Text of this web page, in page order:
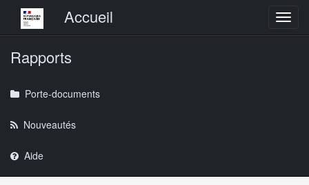
Menu principalAccueil
Rapports
Porte-documents
Nouveautés
Aide